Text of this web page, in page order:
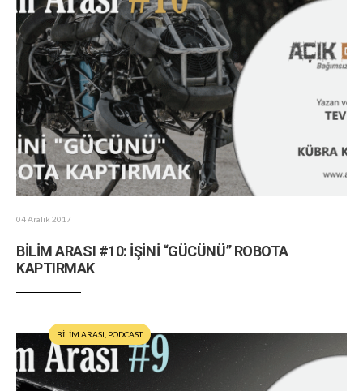
04 Aralık 2017
BİLİM ARASI #10: İŞİNİ “GÜCÜNÜ” ROBOTA
KAPTIRMAK
BİLİM ARASI, PODCAST